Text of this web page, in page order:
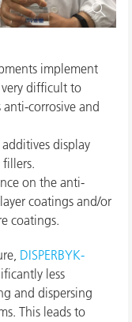
implement
difficult to
corrosive and
display
on the anti-
coatings and/or
coatings.
DISPERBYK-
less
and dispersing
This leads to